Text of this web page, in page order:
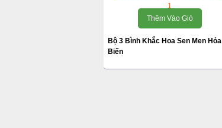
1
Thêm Vào Giỏ
Bộ 3 Bình Khắc Hoa Sen Men Hỏa
Biến